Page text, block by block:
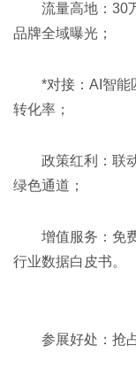
流量高地‌：30
品牌全域曝光；
*对接‌：AI智能
转化率；
政策红利‌：联
绿色通道；
增值服务‌：免
行业数据白皮书。
参展好处：抢